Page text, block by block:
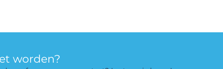
worden?